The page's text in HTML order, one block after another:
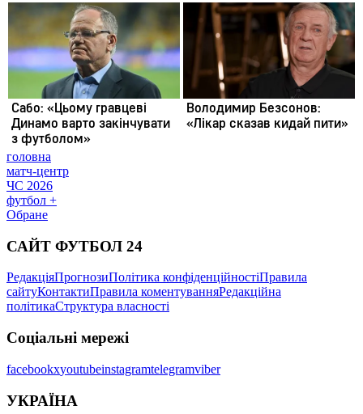
головна
матч-центр
ЧС 2026
футбол +
Обране
САЙТ ФУТБОЛ 24
РедакціяПрогнозиПолітика конфіденційностіПравила
сайтуКонтактиПравила коментуванняРедакційна
політикаСтруктура власності
Соціальні мережі
facebookxyoutubeinstagramtelegramviber
УКРАЇНА